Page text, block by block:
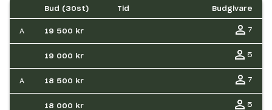
Bud (30st) Tid Budgivare
A 19 500 kr 7
19 000 kr 5
A 18 500 kr 7
18 000 kr 5